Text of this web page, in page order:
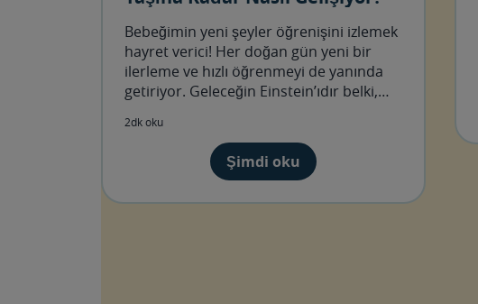
Bebeğimin yeni şeyler öğrenişini izlemek
hayret verici! Her doğan gün yeni bir
ilerleme ve hızlı öğrenmeyi de yanında
getiriyor. Geleceğin Einstein’ıdır belki,
2dk oku
Şimdi oku